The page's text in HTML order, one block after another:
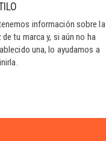
información sobre la
de tu marca y, si aún no ha
una, lo ayudamos a